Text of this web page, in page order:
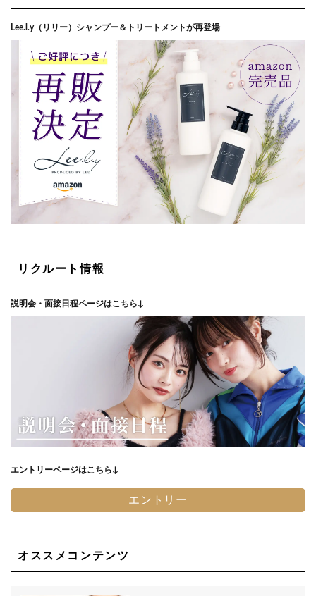
Lee.l.y（リリー）シャンプー＆トリートメントが再登場
リクルート情報
説明会・面接日程ページはこちら↓
エントリーページはこちら↓
エントリー
オススメコンテンツ